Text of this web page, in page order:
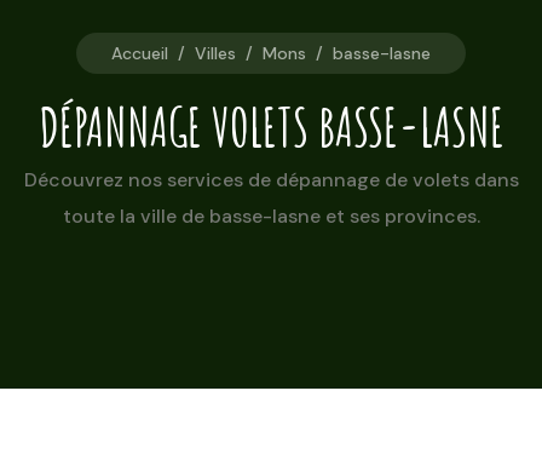
Accueil / Villes / Mons / basse-lasne
DÉPANNAGE VOLETS BASSE-LASNE
Découvrez nos services de dépannage de volets dans
toute la ville de basse-lasne et ses provinces.